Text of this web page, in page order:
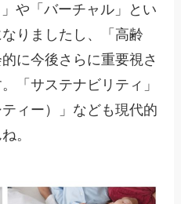
や「バーチャル」とい
りましたし、「高齢
に今後さらに重要視さ
「サステナビリティ」
ィー）」なども現代的
。